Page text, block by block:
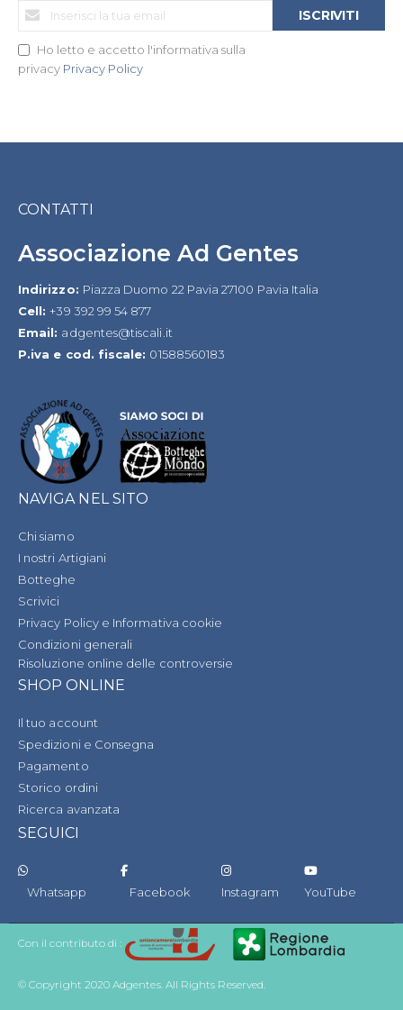
Iscriviti
nostra
Ho letto e accetto l'informativa sulla
privacy Privacy Policy
ISCRIVITI
CONTATTI
Associazione Ad Gentes
Indirizzo: Piazza Duomo 22 Pavia 27100 Pavia Italia
Cell:+39 392 99 54 877
Email: adgentes@tiscali.it
P.iva e cod. fiscale: 01588560183
NAVIGA NEL SITO
Chi siamo
I nostri Artigiani
Botteghe
Scrivici
Privacy Policy e Informativa cookie
Condizioni generali
Risoluzione online delle controversie
SHOP ONLINE
Il tuo account
Spedizioni e Consegna
Pagamento
Storico ordini
Ricerca avanzata
SEGUICI
Whatsapp Facebook Instagram YouTube
Con il contributo di :
© Copyright 2020 Adgentes. All Rights Reserved.